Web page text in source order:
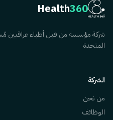
Health360
شركة مؤسسة من قبل أطباء عراقيين
المتحدة
الشركة
من نحن
الوظائف